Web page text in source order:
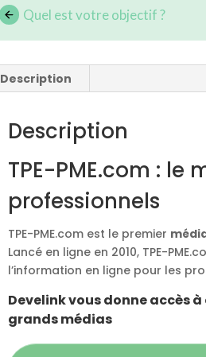
Quel est votre objectif ?
Description
Description
TPE-PME.com :
professionnels
TPE-PME.com est le premier
Lancé en ligne en 2010, TPE-
l’information en ligne pour les
Develink vous donne accès
grands médias